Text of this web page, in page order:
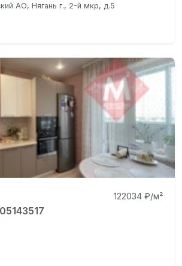
АО, Нягань г., 2-й мкр, д.5
122034 ₽/м²